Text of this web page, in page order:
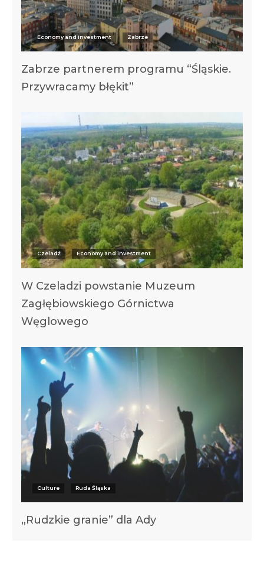
Economy and investment Zabrze
Zabrze partnerem programu “Śląskie.
Przywracamy błękit”
Czeladź Economy and investment
W Czeladzi powstanie Muzeum
Zagłębiowskiego Górnictwa
Węglowego
Culture Ruda Śląska
„Rudzkie granie” dla Ady